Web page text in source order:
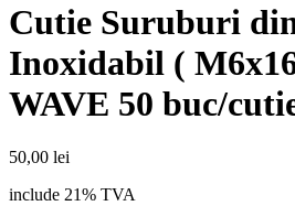
Cutie Suruburi
Inoxidabil (
WAVE 50 buc/
50,00 lei
include 21% TVA